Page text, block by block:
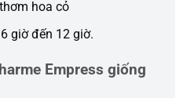
hoa cỏ
giờ đến 12 giờ.
Empress giống